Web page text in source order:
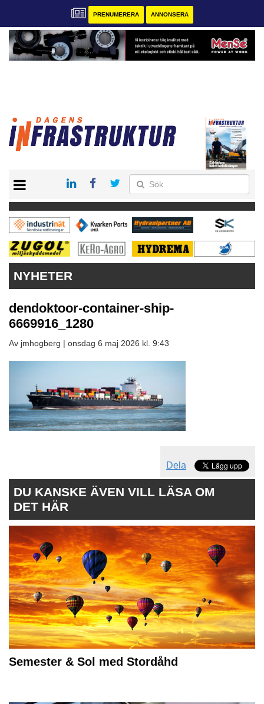
PRENUMERERA ANNONSERA
KONTAKT
VÅRA ANDRA MAGASIN
PRENUMERERA
ANNONSERA
NYHETER
dendoktoor-container-ship-
6669916_1280
Av jmhogberg | onsdag 6 maj 2026 kl. 9:43
Dela
DU KANSKE ÄVEN VILL LÄSA OM
DET HÄR
Semester & Sol med Stordåhd